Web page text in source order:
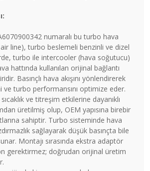
numaralı bu turbo hava
line), turbo beslemeli benzinli ve dizel
turbo ile intercooler (hava soğutucu)
hattında kullanılan orijinal bağlantı
Basınçlı hava akışını yönlendirerek
turbo performansını optimize eder.
ve titreşim etkilerine dayanıklı
üretilmiş olup, OEM yapısına birebir
sahiptir. Turbo sisteminde hava
sağlayarak düşük basınçta bile
Montajı sırasında ekstra adaptör
gerektirmez; doğrudan orijinal üretim